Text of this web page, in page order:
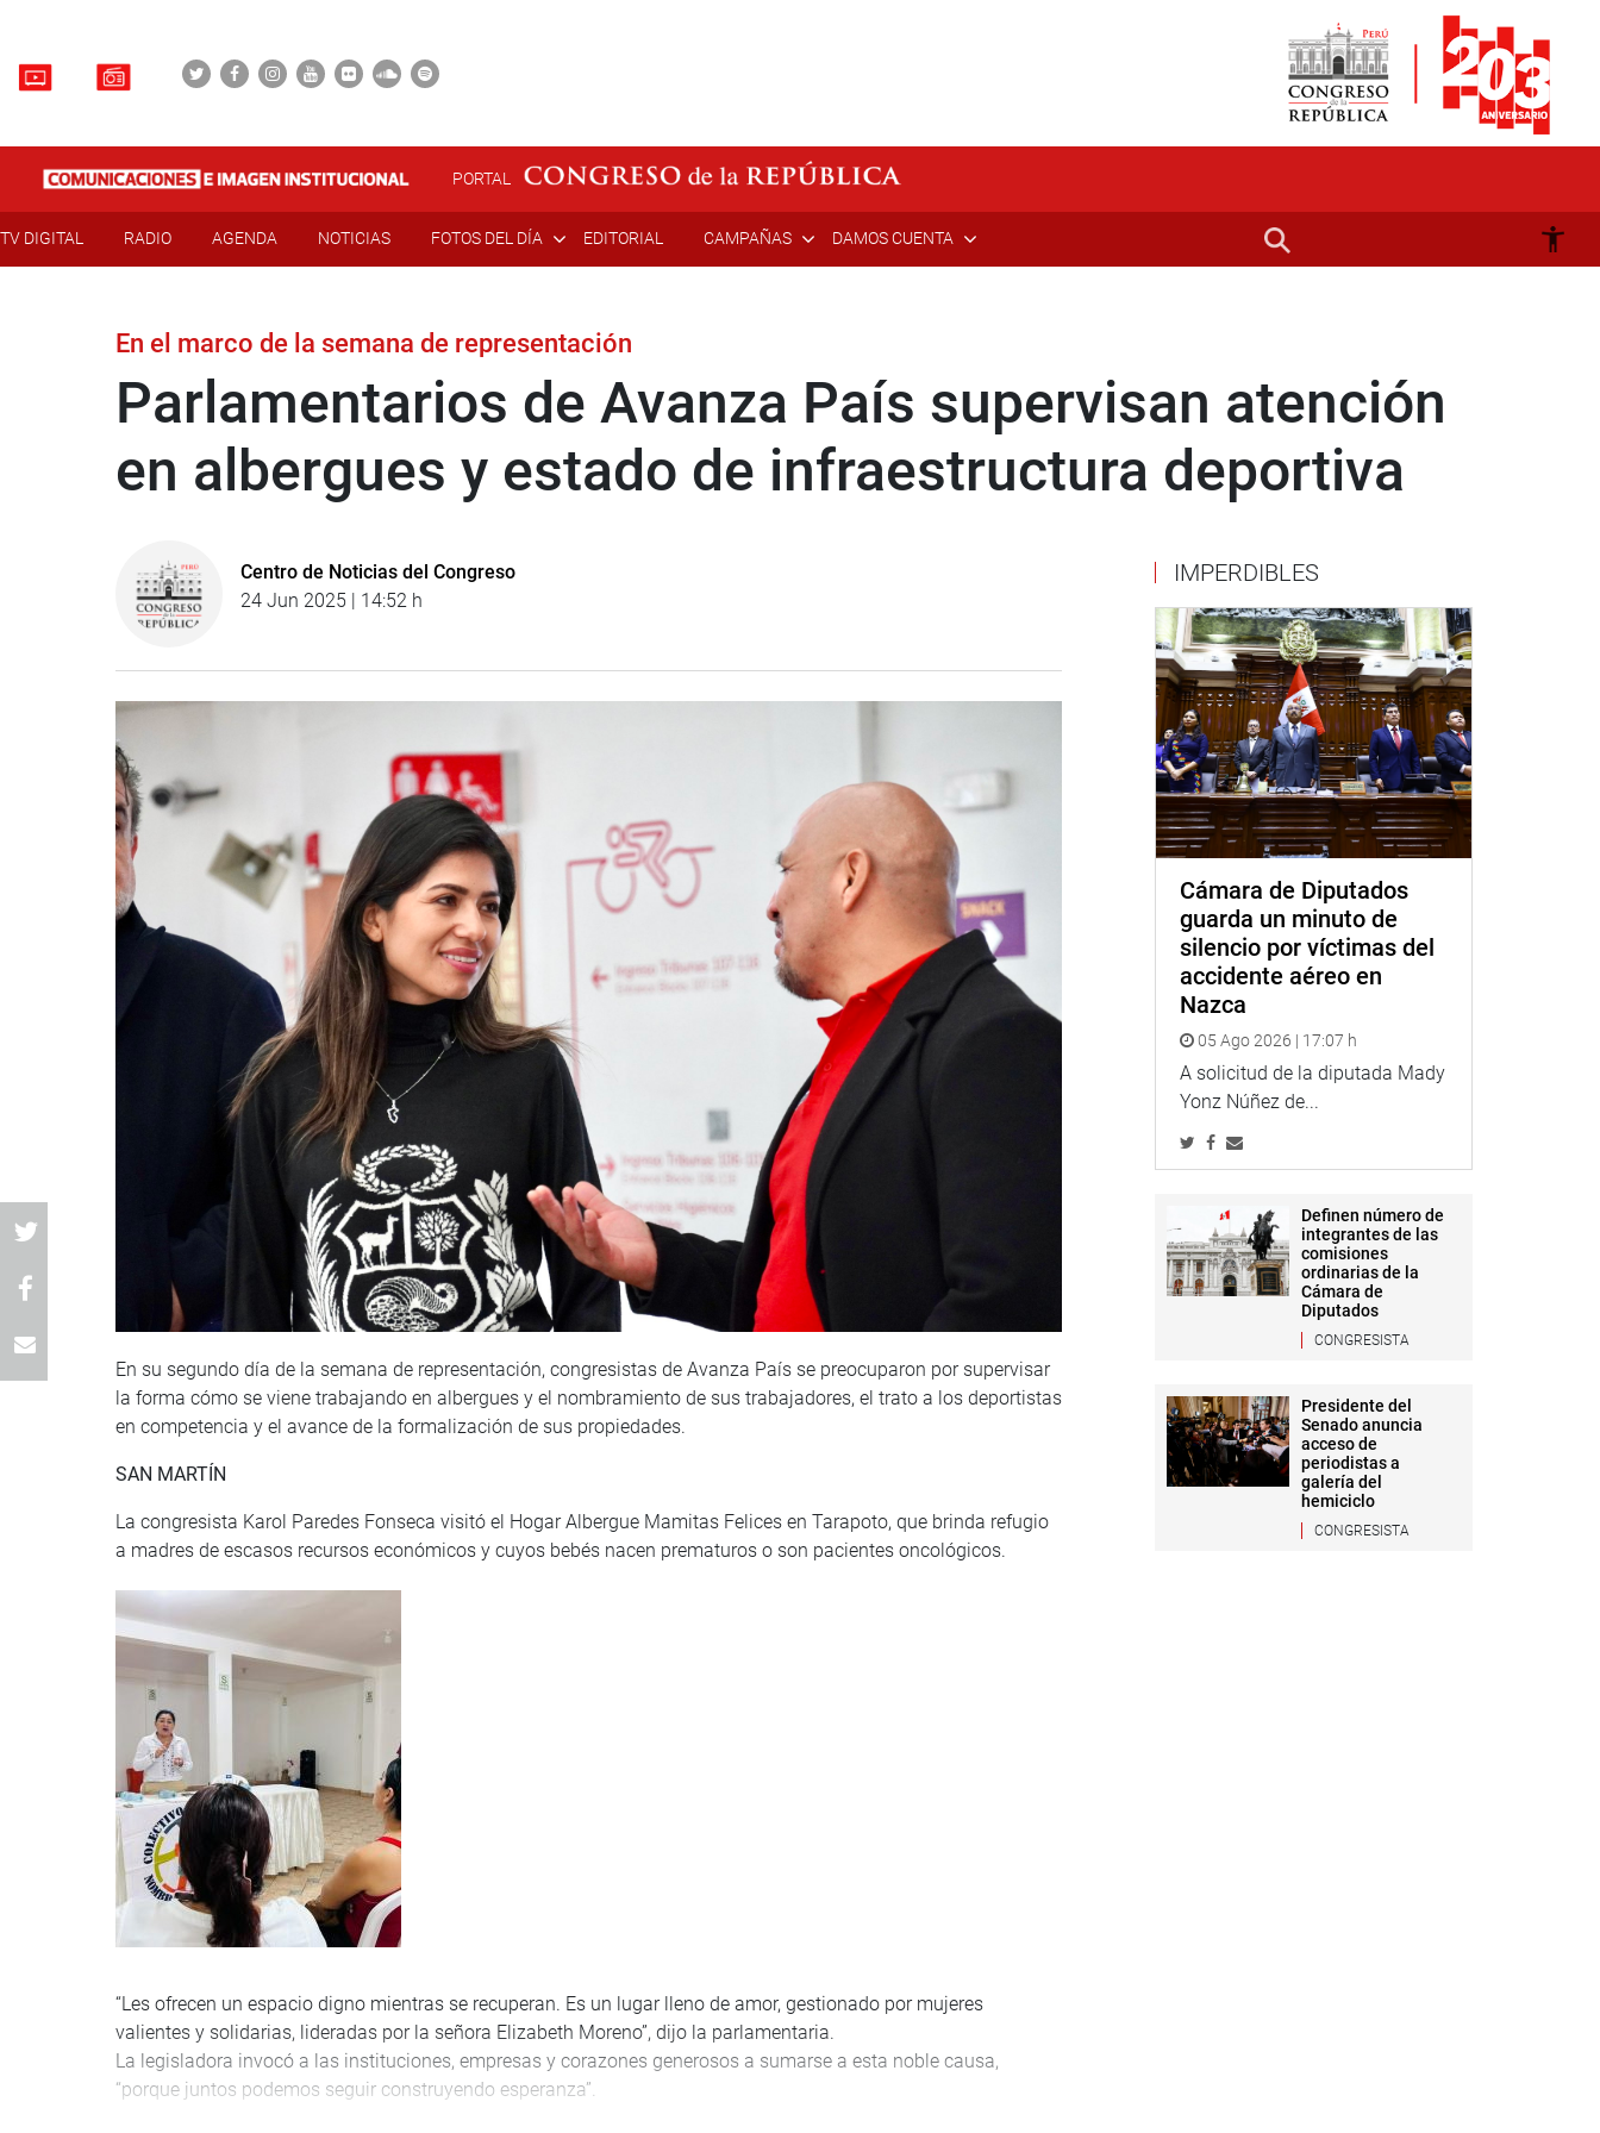
PORTAL
TV DIGITAL RADIO AGENDA NOTICIAS FOTOS DEL DÍA EDITORIAL CAMPAÑAS DAMOS CUENTA
En el marco de la semana de representación
Parlamentarios de Avanza País supervisan atención
en albergues y estado de infraestructura deportiva
Centro de Noticias del Congreso
24 Jun 2025 | 14:52 h
En su segundo día de la semana de representación, congresistas de Avanza País se preocuparon por supervisar
la forma cómo se viene trabajando en albergues y el nombramiento de sus trabajadores, el trato a los deportistas
en competencia y el avance de la formalización de sus propiedades.
SAN MARTÍN
La congresista Karol Paredes Fonseca visitó el Hogar Albergue Mamitas Felices en Tarapoto, que brinda refugio
a madres de escasos recursos económicos y cuyos bebés nacen prematuros o son pacientes oncológicos.
“Les ofrecen un espacio digno mientras se recuperan. Es un lugar lleno de amor, gestionado por mujeres
valientes y solidarias, lideradas por la señora Elizabeth Moreno”, dijo la parlamentaria.
La legisladora invocó a las instituciones, empresas y corazones generosos a sumarse a esta noble causa,
“porque juntos podemos seguir construyendo esperanza”.
IMPERDIBLES
Cámara de Diputados
guarda un minuto de
silencio por víctimas del
accidente aéreo en
Nazca
05 Ago 2026 | 17:07 h
A solicitud de la diputada Mady
Yonz Núñez de...
Definen número de
integrantes de las
comisiones
ordinarias de la
Cámara de
Diputados
CONGRESISTA
Presidente del
Senado anuncia
acceso de
periodistas a
galería del
hemiciclo
CONGRESISTA